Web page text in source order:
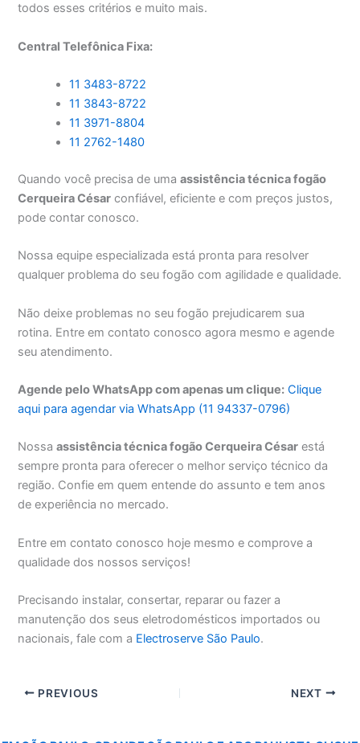
todos esses critérios e muito mais.
Central Telefônica Fixa:
11 3483-8722
11 3843-8722
11 3971-8804
11 2762-1480
Quando você precisa de umaassistência técnica fogão
Cerqueira César confiável, eficiente e com preços justos,
pode contar conosco.
Nossa equipe especializada está pronta para resolver
qualquer problema do seu fogão com agilidade e qualidade.
Não deixe problemas no seu fogão prejudicarem sua
rotina. Entre em contato conosco agora mesmo e agende
seu atendimento.
Agende pelo WhatsApp com apenas um clique: Clique
aqui para agendar via WhatsApp (11 94337-0796)
Nossaassistência técnica fogão Cerqueira César está
sempre pronta para oferecer o melhor serviço técnico da
região. Confie em quem entende do assunto e tem anos
de experiência no mercado.
Entre em contato conosco hoje mesmo e comprove a
qualidade dos nossos serviços!
Precisando instalar, consertar, reparar ou fazer a
manutenção dos seus eletrodomésticos importados ou
nacionais, fale com a Electroserve São Paulo.
PREVIOUS NEXT